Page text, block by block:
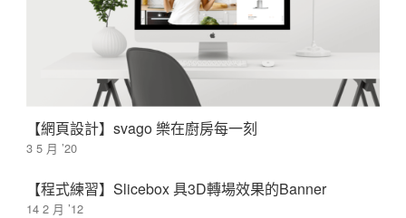
【網頁設計】svago 樂在廚房每一刻
3 5 月 ’20
【程式練習】Slicebox 具3D轉場效果的Banner
14 2 月 ’12